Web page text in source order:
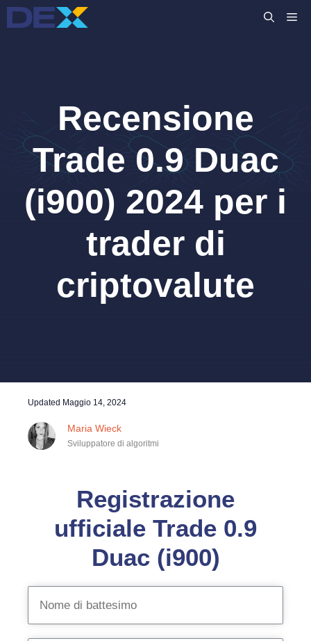
Vai
al
Recensione
Trade 0.9 Duac
(i900) 2024 per i
trader di
criptovalute
Updated Maggio 14, 2024
Maria Wieck
Sviluppatore di algoritmi
Registrazione
ufficiale Trade 0.9
Duac (i900)